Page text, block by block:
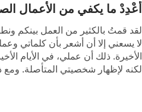
أَعْدِدْ ما يكفي من الأعمال
لقد قمتُ بالكثير من العمل بينكم
لا يسعني إلا أن أشعر بأن كلماتي
الأخيرة. ذلك أن عملي، في الأيام
لكنه لإظهار شخصيتي المتأصلة.